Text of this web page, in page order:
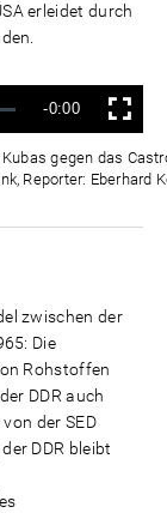
erleidet durch
Verbleibende
Zeit
-0:00 Vollbild
gegen das
Reporter: Eberhard
zwischen der
Die
Rohstoffen
DDR auch
der SED
DDR bleibt